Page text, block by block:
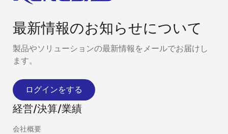
最新情報のお知らせについて
製品やソリューションの最新情報をメールでお届けし
ます。
ログインをする
経営/決算/業績
会社概要